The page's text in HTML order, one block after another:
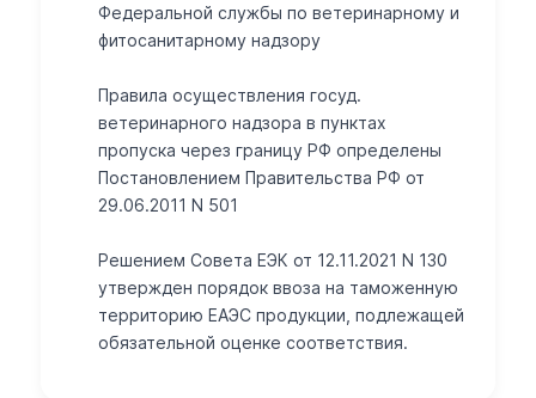
Федеральной службы по ветеринарному и
фитосанитарному надзору
Правила осуществления госуд.
ветеринарного надзора в пунктах
пропуска через границу РФ определены
Постановлением Правительства РФ от
29.06.2011 N 501
Решением Совета ЕЭК от 12.11.2021 N 130
утвержден порядок ввоза на таможенную
территорию ЕАЭС продукции, подлежащей
обязательной оценке соответствия.